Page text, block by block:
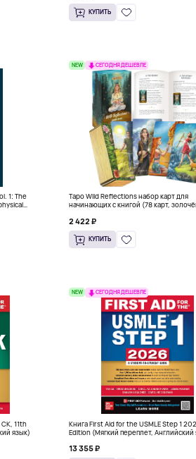
КУПИТЬ
1: The
NEW СЕГОДНЯ ДЕШЕВЛЕ
Таро Wild Reflections набор карт для
начинающих с книгой (78 карт,
2 422 ₽
КУПИТЬ
11th
язык)
NEW СЕГОДНЯ ДЕШЕВЛЕ
Книга First Aid for the USMLE Step 1
Edition (Мягкий переплет, Английский
13 355 ₽